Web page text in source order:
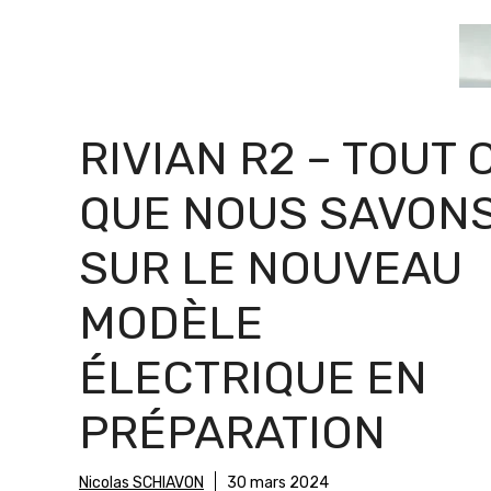
RIVIAN R2 – TOUT
QUE NOUS
SUR LE NOUVEAU
MODÈLE
ÉLECTRIQUE EN
PRÉPARATION
Nicolas SCHIAVON 30 mars 2024